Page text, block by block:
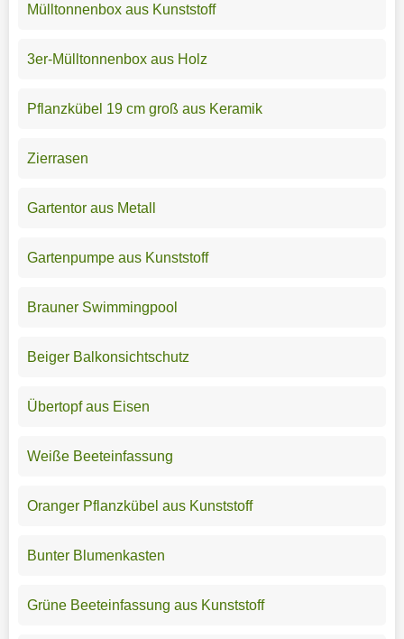
Mülltonnenbox aus Kunststoff
3er-Mülltonnenbox aus Holz
Pflanzkübel 19 cm groß aus Keramik
Zierrasen
Gartentor aus Metall
Gartenpumpe aus Kunststoff
Brauner Swimmingpool
Beiger Balkonsichtschutz
Übertopf aus Eisen
Weiße Beeteinfassung
Oranger Pflanzkübel aus Kunststoff
Bunter Blumenkasten
Grüne Beeteinfassung aus Kunststoff